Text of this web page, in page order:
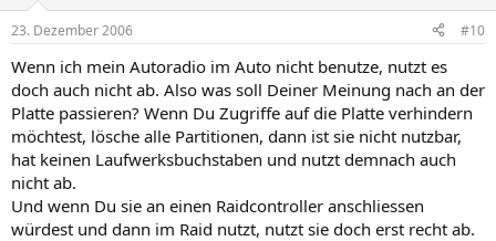
23. Dezember 2006 #10
Wenn ich mein Autoradio im Auto nicht benutze, nutzt es
doch auch nicht ab. Also was soll Deiner Meinung nach an der
Platte passieren? Wenn Du Zugriffe auf die Platte verhindern
möchtest, lösche alle Partitionen, dann ist sie nicht nutzbar,
hat keinen Laufwerksbuchstaben und nutzt demnach auch
nicht ab.
Und wenn Du sie an einen Raidcontroller anschliessen
würdest und dann im Raid nutzt, nutzt sie doch erst recht ab.